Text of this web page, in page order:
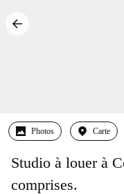
Photos Carte
Studio à louer à
comprises.